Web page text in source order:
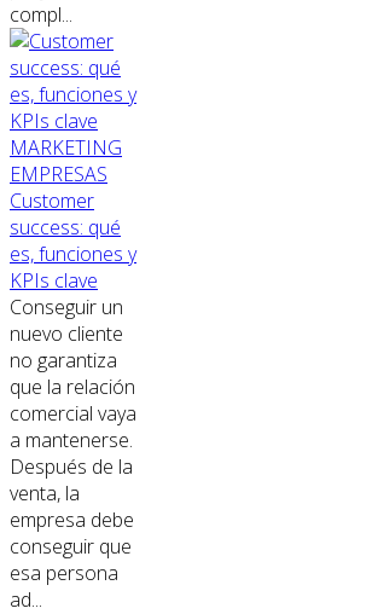
compl...
MARKETING
EMPRESAS
Customer
success: qué
es, funciones y
KPIs clave
Conseguir un
nuevo cliente
no garantiza
que la relación
comercial vaya
a mantenerse.
Después de la
venta, la
empresa debe
conseguir que
esa persona
ad...